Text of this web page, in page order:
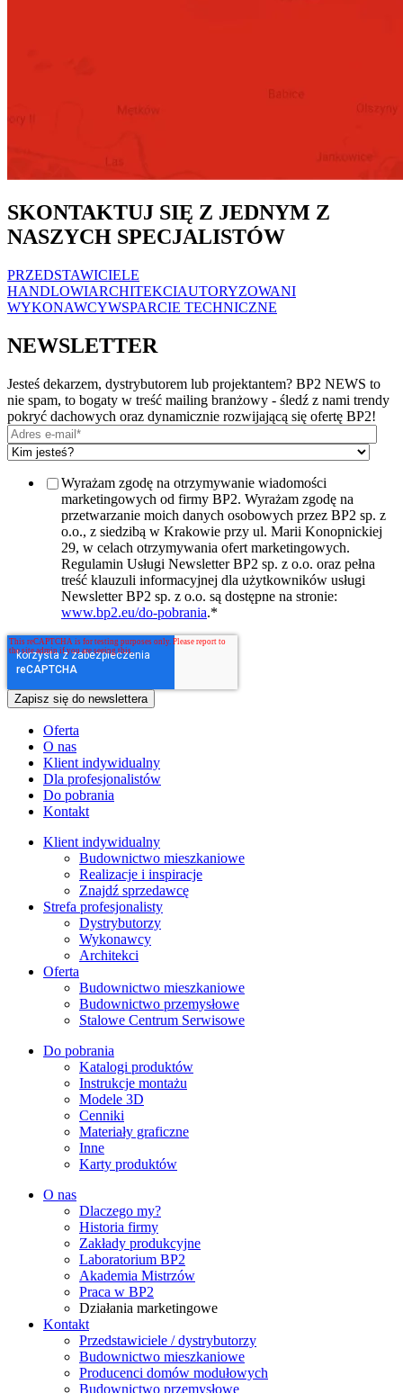
SKONTAKTUJ SIĘ Z JEDNYM Z
NASZYCH SPECJALISTÓW
PRZEDSTAWICIELE
HANDLOWIARCHITEKCIAUTORYZOWANI
WYKONAWCYWSPARCIE TECHNICZNE
NEWSLETTER
Jesteś dekarzem, dystrybutorem lub projektantem? BP2 NEWS to
nie spam, to bogaty w treść mailing branżowy - śledź z nami trendy
pokryć dachowych oraz dynamicznie rozwijającą się ofertę BP2!
Wyrażam zgodę na otrzymywanie wiadomości
marketingowych od firmy BP2. Wyrażam zgodę na
przetwarzanie moich danych osobowych przez BP2 sp. z
o.o., z siedzibą w Krakowie przy ul. Marii Konopnickiej
29, w celach otrzymywania ofert marketingowych.
Regulamin Usługi Newsletter BP2 sp. z o.o. oraz pełna
treść klauzuli informacyjnej dla użytkowników usługi
Newsletter BP2 sp. z o.o. są dostępne na stronie:
www.bp2.eu/do-pobrania.*
Oferta
O nas
Klient indywidualny
Dla profesjonalistów
Do pobrania
Kontakt
Klient indywidualny
Budownictwo mieszkaniowe
Realizacje i inspiracje
Znajdź sprzedawcę
Strefa profesjonalisty
Dystrybutorzy
Wykonawcy
Architekci
Oferta
Budownictwo mieszkaniowe
Budownictwo przemysłowe
Stalowe Centrum Serwisowe
Do pobrania
Katalogi produktów
Instrukcje montażu
Modele 3D
Cenniki
Materiały graficzne
Inne
Karty produktów
O nas
Dlaczego my?
Historia firmy
Zakłady produkcyjne
Laboratorium BP2
Akademia Mistrzów
Praca w BP2
Działania marketingowe
Kontakt
Przedstawiciele / dystrybutorzy
Budownictwo mieszkaniowe
Producenci domów modułowych
Budownictwo przemysłowe